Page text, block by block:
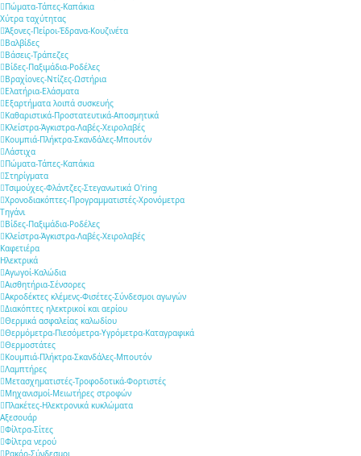
Πώματα-Τάπες-Καπάκια
Χύτρα ταχύτητας
Άξονες-Πείροι-Έδρανα-Κουζινέτα
Βαλβίδες
Βάσεις-Τράπεζες
Βίδες-Παξιμάδια-Ροδέλες
Βραχίονες-Ντίζες-Ωστήρια
Ελατήρια-Ελάσματα
Εξαρτήματα λοιπά συσκευής
Καθαριστικά-Προστατευτικά-Αποσμητικά
Κλείστρα-Άγκιστρα-Λαβές-Χειρολαβές
Κουμπιά-Πλήκτρα-Σκανδάλες-Μπουτόν
Λάστιχα
Πώματα-Τάπες-Καπάκια
Στηρίγματα
Τσιμούχες-Φλάντζες-Στεγανωτικά O'ring
Χρονοδιακόπτες-Προγραμματιστές-Χρονόμετρα
Τηγάνι
Βίδες-Παξιμάδια-Ροδέλες
Κλείστρα-Άγκιστρα-Λαβές-Χειρολαβές
Καφετιέρα
Ηλεκτρικά
Αγωγοί-Καλώδια
Αισθητήρια-Σένσορες
Ακροδέκτες κλέμενς-Φισέτες-Σύνδεσμοι αγωγών
Διακόπτες ηλεκτρικοί και αερίου
Θερμικά ασφαλείας καλωδίου
Θερμόμετρα-Πιεσόμετρα-Υγρόμετρα-Καταγραφικά
Θερμοστάτες
Κουμπιά-Πλήκτρα-Σκανδάλες-Μπουτόν
Λαμπτήρες
Μετασχηματιστές-Τροφοδοτικά-Φορτιστές
Μηχανισμοί-Μειωτήρες στροφών
Πλακέτες-Ηλεκτρονικά κυκλώματα
Αξεσουάρ
Φίλτρα-Σίτες
Φίλτρα νερού
Ρακόρ-Σύνδεσμοι